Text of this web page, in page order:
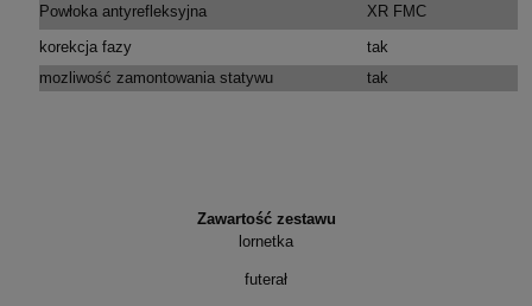
Powłoka antyrefleksyjna
XR FMC
korekcja fazy
tak
mozliwość zamontowania statywu
tak
Zawartość zestawu
lornetka
futerał